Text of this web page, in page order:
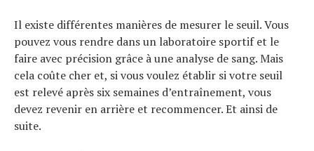
Il existe différentes manières de mesurer le seuil. Vous
pouvez vous rendre dans un laboratoire sportif et le
faire avec précision grâce à une analyse de sang. Mais
cela coûte cher et, si vous voulez établir si votre seuil
est relevé après six semaines d’entraînement, vous
devez revenir en arrière et recommencer. Et ainsi de
suite.